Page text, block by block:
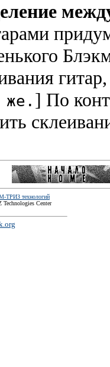
же. ] По
ТРИЗ технологий
Center